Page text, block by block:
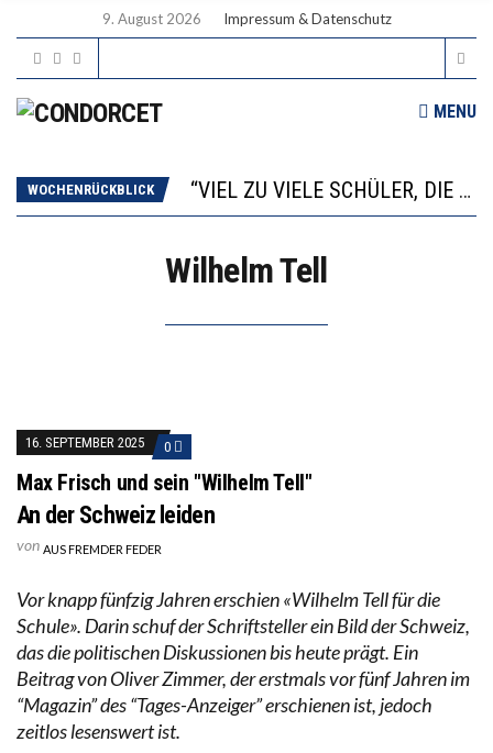
9. August 2026 Impressum & Datenschutz
MENU
WOCHENRÜCKBLICK
“VIEL ZU VIELE SCHÜLER, DIE GEMESSEN AN IHREN FÄHIGKEITEN GAR NICHT ANS GYMNASIUM GEHÖREN”
DIE GANZE HILFLOSIGKEIT DES BILDUNGSBÜRGERTUMS
Wilhelm Tell
16. SEPTEMBER 2025 0
Max Frisch und sein "Wilhelm Tell"
An der Schweiz leiden
von AUS FREMDER FEDER
Vor knapp fünfzig Jahren erschien «Wilhelm Tell für die
Schule». Darin schuf der Schriftsteller ein Bild der Schweiz,
das die politischen Diskussionen bis heute prägt. Ein
Beitrag von Oliver Zimmer, der erstmals vor fünf Jahren im
“Magazin” des “Tages-Anzeiger” erschienen ist, jedoch
zeitlos lesenswert ist.